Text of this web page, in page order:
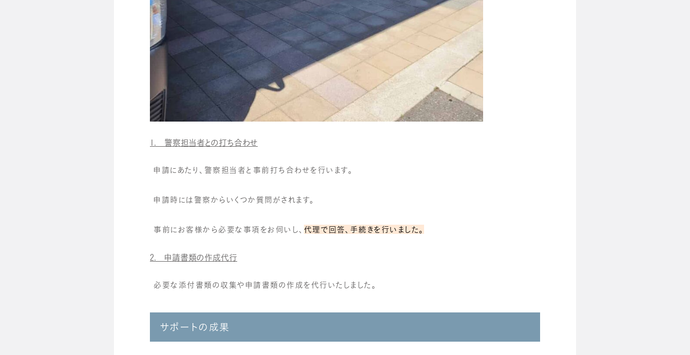
1. 警察担当者との打ち合わせ
申請にあたり、警察担当者と事前打ち合わせを行います。
申請時には警察からいくつか質問がされます。
事前にお客様から必要な事項をお伺いし、 代理で回答、手続きを行いました。
2. 申請書類の作成代行
必要な添付書類の収集や申請書類の作成を代行いたしました。
サポートの成果